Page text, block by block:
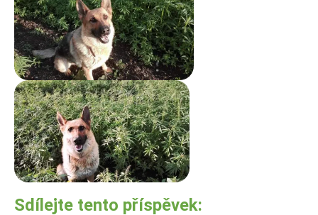
Sdílejte tento příspěvek: